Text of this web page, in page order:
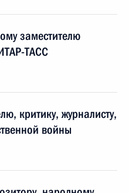
заместителю
ТАСС
критику, журналисту,
войны